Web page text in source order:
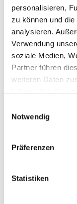
personalisieren,
zu können und
analysieren.
Verwendung
soziale Medien,
Partner führen
weiteren Daten
Notwendig
Präferenzen
Statistiken
schmerzhafte